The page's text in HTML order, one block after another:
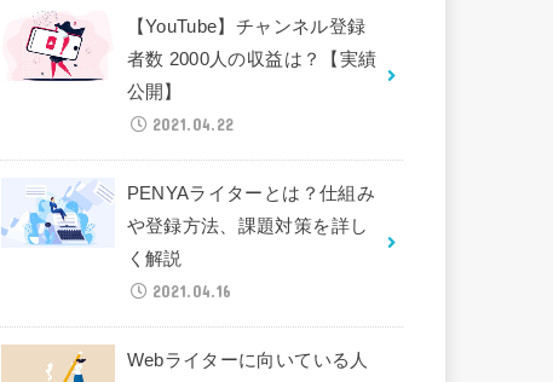
【YouTube】チャンネル登録
者数 2000人の収益は？【実績
公開】
2021.04.22
PENYAライターとは？仕組み
や登録方法、課題対策を詳し
く解説
2021.04.16
Webライターに向いている人